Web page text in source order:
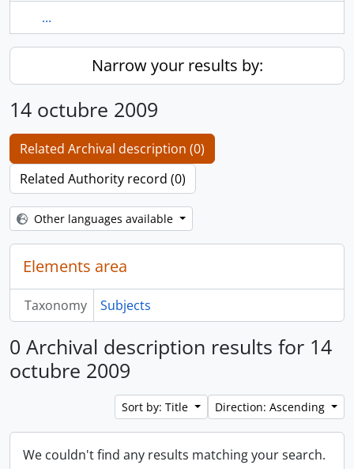
...
Narrow your results by:
14 octubre 2009
Related Archival description (0)
Related Authority record (0)
Other languages available
Elements area
Taxonomy Subjects
0 Archival description results for 14
octubre 2009
Sort by: Title Direction: Ascending
We couldn't find any results matching your search.